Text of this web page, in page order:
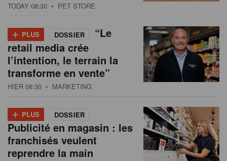
TODAY 08:30 • PET STORE
+ PLUS DOSSIER
“Le
retail media crée
l’intention, le terrain la
transforme en vente”
HIER 08:30 • MARKETING
+ PLUS DOSSIER
Publicité en magasin : les
franchisés veulent
reprendre la main